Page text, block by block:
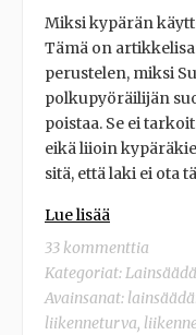
Miksi kypärän
Tämä on
perustelen, miksi
polkupyöräilijän
poistaa. Se ei
eikä liioin
sitä, että laki ei ota
Lue lisää
33 kommenttia
Kategoriat:
Avainsanat:
liikenneturva,